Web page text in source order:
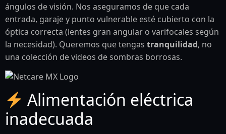
ángulos de visión. Nos aseguramos de que cada
entrada, garaje y punto vulnerable esté cubierto con la
óptica correcta (lentes gran angular o varifocales según
la necesidad). Queremos que tengas tranquilidad, no
una colección de videos de sombras borrosas.
Alimentación eléctrica
inadecuada